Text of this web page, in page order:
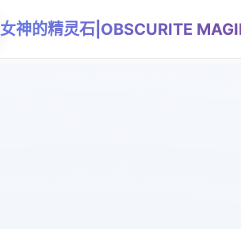
女神的精灵石|OBSCURITE